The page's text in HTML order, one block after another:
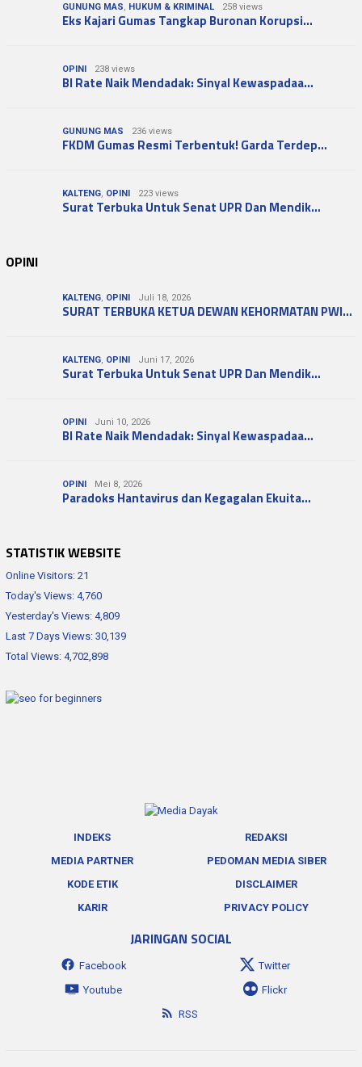
GUNUNG MAS, HUKUM & KRIMINAL 258 views
Eks Kajari Gumas Tangkap Buronan Korupsi…
OPINI 238 views
BI Rate Naik Mendadak: Sinyal Kewaspadaa…
GUNUNG MAS 236 views
FKDM Gumas Resmi Terbentuk! Garda Terdep…
KALTENG, OPINI 223 views
Surat Terbuka Untuk Senat UPR Dan Mendik…
OPINI
KALTENG, OPINI Juli 18, 2026
SURAT TERBUKA KETUA DEWAN KEHORMATAN PWI…
KALTENG, OPINI Juni 17, 2026
Surat Terbuka Untuk Senat UPR Dan Mendik…
OPINI Juni 10, 2026
BI Rate Naik Mendadak: Sinyal Kewaspadaa…
OPINI Mei 8, 2026
Paradoks Hantavirus dan Kegagalan Ekuita…
STATISTIK WEBSITE
Online Visitors: 21
Today's Views: 4,760
Yesterday's Views: 4,809
Last 7 Days Views: 30,139
Total Views: 4,702,898
INDEKS
REDAKSI
MEDIA PARTNER
PEDOMAN MEDIA SIBER
KODE ETIK
DISCLAIMER
KARIR
PRIVACY POLICY
JARINGAN SOCIAL
Facebook
Twitter
Youtube
Flickr
RSS